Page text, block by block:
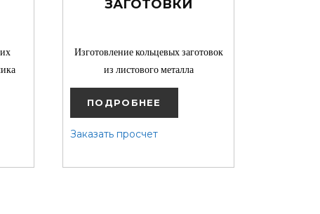
ЗАГОТОВКИ
Изготовление кольцевых заготовок
из листового металла
ПОДРОБНЕЕ
Заказать просчет